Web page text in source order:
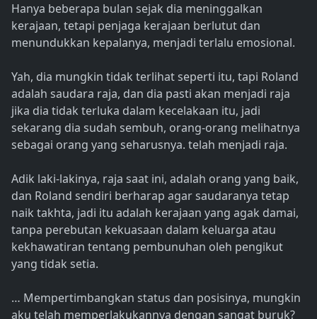
Hanya beberapa bulan sejak dia meninggalkan
kerajaan, tetapi penjaga kerajaan berlutut dan
menundukkan kepalanya, menjadi terlalu emosional.
Yah, dia mungkin tidak terlihat seperti itu, tapi Roland
adalah saudara raja, dan dia pasti akan menjadi raja
jika dia tidak terluka dalam kecelakaan itu, jadi
sekarang dia sudah sembuh, orang-orang melihatnya
sebagai orang yang seharusnya. telah menjadi raja.
Adik laki-lakinya, raja saat ini, adalah orang yang baik,
dan Roland sendiri berharap agar saudaranya tetap
naik takhta, jadi itu adalah kerajaan yang agak damai,
tanpa perebutan kekuasaan dalam keluarga atau
kekhawatiran tentang pembunuhan oleh pengikut
yang tidak setia.
… Mempertimbangkan status dan posisinya, mungkin
aku telah memperlakukannya dengan sangat buruk?